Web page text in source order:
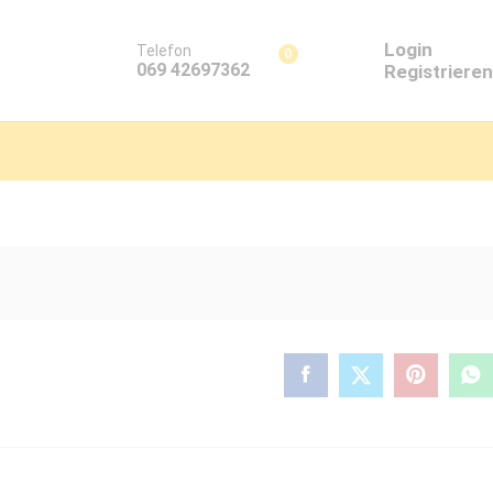
Telefon
069 42697362
0
Login
Registrieren